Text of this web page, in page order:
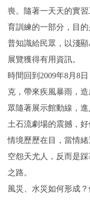
喪。隨著一天天的實
育訓練的一部分，目
普知識給民眾，以淺
展覽獲得有用資訊。
時間回到2009年8月8
克，帶來疾風暴雨，
眾隨著展示館動線，
土石流劇場的震撼，
情境歷歷在目，當情
空怨天尤人，反而是
之路。
風災、水災如何形成